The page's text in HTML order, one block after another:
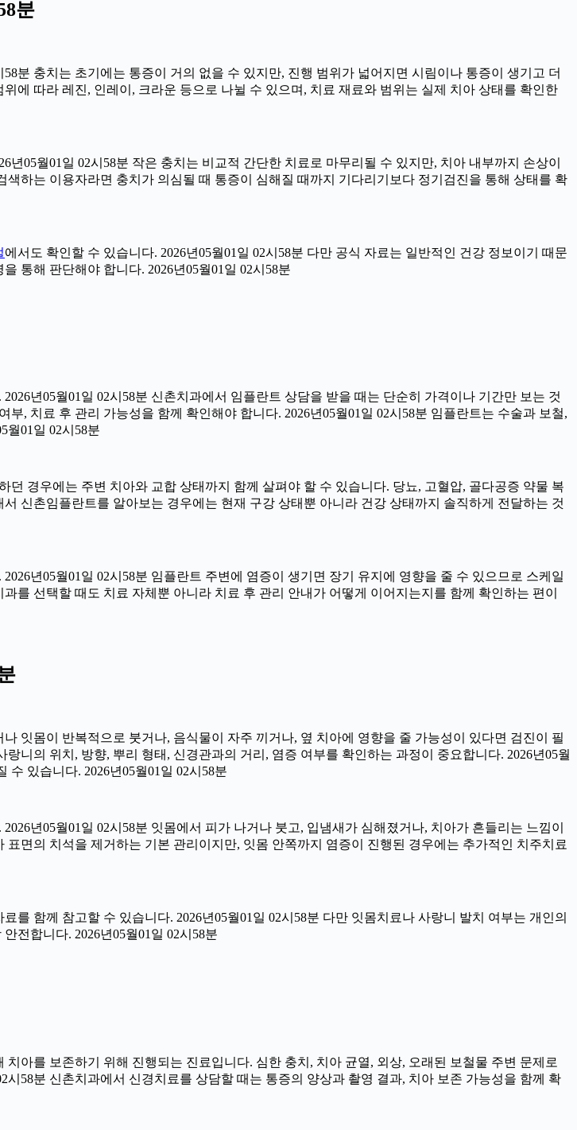
분
분 충치는 초기에는 통증이 거의 없을 수 있지만, 진행 범위가 넓어지면 시림이나 통증이 생기고 더
에 따라 레진, 인레이, 크라운 등으로 나뉠 수 있으며, 치료 재료와 범위는 실제 치아 상태를 확인한
05월01일 02시58분 작은 충치는 비교적 간단한 치료로 마무리될 수 있지만, 치아 내부까지 손상이
하는 이용자라면 충치가 의심될 때 통증이 심해질 때까지 기다리기보다 정기검진을 통해 상태를 확
에서도 확인할 수 있습니다. 2026년05월01일 02시58분 다만 공식 자료는 일반적인 건강 정보이기 때문
통해 판단해야 합니다. 2026년05월01일 02시58분
년05월01일 02시58분 신촌치과에서 임플란트 상담을 받을 때는 단순히 가격이나 기간만 보는 것
, 치료 후 관리 가능성을 함께 확인해야 합니다. 2026년05월01일 02시58분 임플란트는 수술과 보철,
월01일 02시58분
경우에는 주변 치아와 교합 상태까지 함께 살펴야 할 수 있습니다. 당뇨, 고혈압, 골다공증 약물 복
신촌임플란트를 알아보는 경우에는 현재 구강 상태뿐 아니라 건강 상태까지 솔직하게 전달하는 것
년05월01일 02시58분 임플란트 주변에 염증이 생기면 장기 유지에 영향을 줄 수 있으므로 스케일
를 선택할 때도 치료 자체뿐 아니라 치료 후 관리 안내가 어떻게 이어지는지를 함께 확인하는 편이
잇몸이 반복적으로 붓거나, 음식물이 자주 끼거나, 옆 치아에 영향을 줄 가능성이 있다면 검진이 필
니의 위치, 방향, 뿌리 형태, 신경관과의 거리, 염증 여부를 확인하는 과정이 중요합니다. 2026년05월
있습니다. 2026년05월01일 02시58분
년05월01일 02시58분 잇몸에서 피가 나거나 붓고, 입냄새가 심해졌거나, 치아가 흔들리는 느낌이
면의 치석을 제거하는 기본 관리이지만, 잇몸 안쪽까지 염증이 진행된 경우에는 추가적인 치주치료
료를 함께 참고할 수 있습니다. 2026년05월01일 02시58분 다만 잇몸치료나 사랑니 발치 여부는 개인의
전합니다. 2026년05월01일 02시58분
아를 보존하기 위해 진행되는 진료입니다. 심한 충치, 치아 균열, 외상, 오래된 보철물 주변 문제로
58분 신촌치과에서 신경치료를 상담할 때는 통증의 양상과 촬영 결과, 치아 보존 가능성을 함께 확